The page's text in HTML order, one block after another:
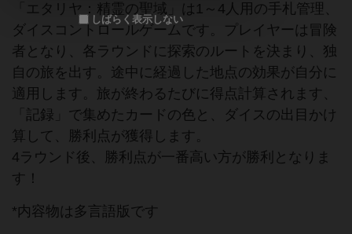
「エタリヤ：精霊の聖域」は1～4人用の手札管理、
ダイスコントロールゲームです。プレイヤーは冒険
者となり、各ラウンドに探索のルートを決まり、独
自の旅を出す。途中に経過した地点の効果が自分に
適用します。旅が終わるたびに得点計算されます、
「記録」で集めたカードの色と、ダイスの出目かけ
算して、勝利点が獲得します。
4ラウンド後、勝利点が一番高い方が勝利となりま
す！
*内容物は多言語版です
しばらく表示しない